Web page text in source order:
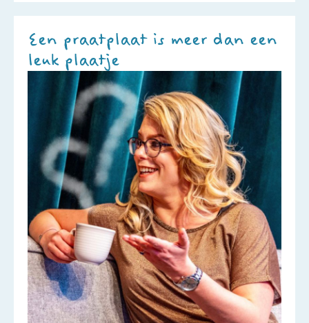
Een praatplaat is meer dan een
leuk plaatje